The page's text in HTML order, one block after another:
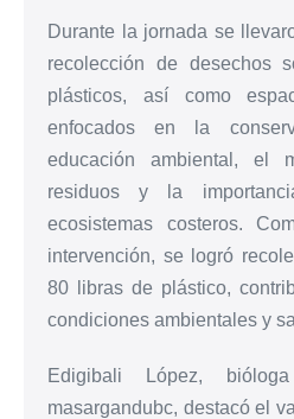
Durante la jornada se
recolección de desechos
plásticos, así como
enfocados en la
educación ambiental, el
residuos y la
ecosistemas costeros.
intervención, se logró
80 libras de plástico,
condiciones ambientales y
Edigibali López,
masargandubc, destacó el